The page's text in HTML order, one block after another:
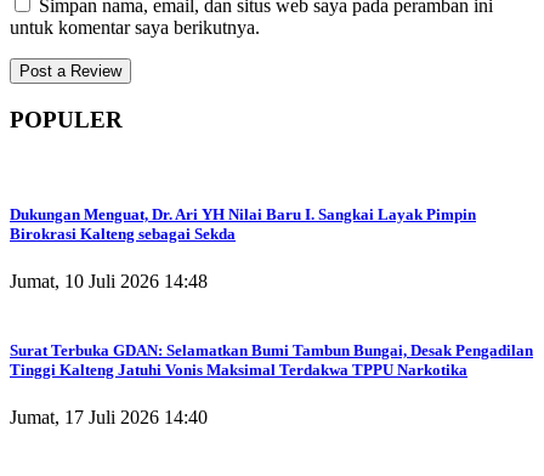
Simpan nama, email, dan situs web saya pada peramban ini
untuk komentar saya berikutnya.
POPULER
Dukungan Menguat, Dr. Ari YH Nilai Baru I. Sangkai Layak Pimpin
Birokrasi Kalteng sebagai Sekda
Jumat, 10 Juli 2026 14:48
Surat Terbuka GDAN: Selamatkan Bumi Tambun Bungai, Desak Pengadilan
Tinggi Kalteng Jatuhi Vonis Maksimal Terdakwa TPPU Narkotika
Jumat, 17 Juli 2026 14:40